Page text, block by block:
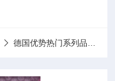
德国优势热门系列品牌